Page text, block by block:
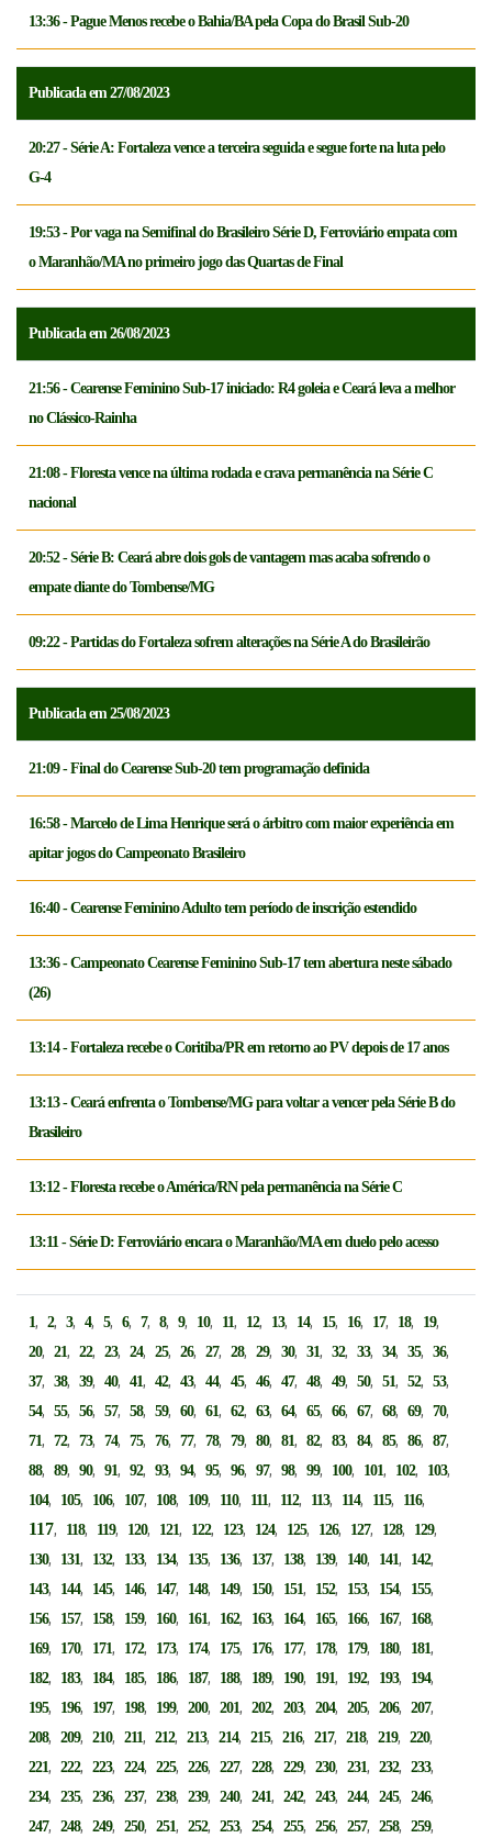
13:36 - Pague Menos recebe o Bahia/BA pela Copa do Brasil Sub-20
Publicada em 27/08/2023
20:27 - Série A: Fortaleza vence a terceira seguida e segue forte na luta pelo
G-4
19:53 - Por vaga na Semifinal do Brasileiro Série D, Ferroviário empata com
o Maranhão/MA no primeiro jogo das Quartas de Final
Publicada em 26/08/2023
21:56 - Cearense Feminino Sub-17 iniciado: R4 goleia e Ceará leva a melhor
no Clássico-Rainha
21:08 - Floresta vence na última rodada e crava permanência na Série C
nacional
20:52 - Série B: Ceará abre dois gols de vantagem mas acaba sofrendo o
empate diante do Tombense/MG
09:22 - Partidas do Fortaleza sofrem alterações na Série A do Brasileirão
Publicada em 25/08/2023
21:09 - Final do Cearense Sub-20 tem programação definida
16:58 - Marcelo de Lima Henrique será o árbitro com maior experiência em
apitar jogos do Campeonato Brasileiro
16:40 - Cearense Feminino Adulto tem período de inscrição estendido
13:36 - Campeonato Cearense Feminino Sub-17 tem abertura neste sábado
(26)
13:14 - Fortaleza recebe o Coritiba/PR em retorno ao PV depois de 17 anos
13:13 - Ceará enfrenta o Tombense/MG para voltar a vencer pela Série B do
Brasileiro
13:12 - Floresta recebe o América/RN pela permanência na Série C
13:11 - Série D: Ferroviário encara o Maranhão/MA em duelo pelo acesso
1,2,3,4,5,6,7,8,9, 10, 11, 12, 13, 14, 15, 16, 17, 18, 19,
20,21,22,23,24,25,26,27,28,29,30,31,32,33,34,35,36,
37,38,39,40,41,42,43,44,45,46,47,48,49,50,51,52,53,
54,55,56,57,58,59,60,61,62,63,64,65,66,67,68,69,70,
71,72,73,74,75,76,77,78,79,80,81,82,83,84,85,86,87,
88,89,90,91,92,93,94,95,96,97,98,99, 100, 101, 102, 103,
104, 105, 106, 107, 108, 109, 110, 111, 112, 113, 114, 115, 116,
117, 118, 119, 120, 121, 122, 123, 124, 125, 126, 127, 128, 129,
130, 131, 132, 133, 134, 135, 136, 137, 138, 139, 140, 141, 142,
143, 144, 145, 146, 147, 148, 149, 150, 151, 152, 153, 154, 155,
156, 157, 158, 159, 160, 161, 162, 163, 164, 165, 166, 167, 168,
169, 170, 171, 172, 173, 174, 175, 176, 177, 178, 179, 180, 181,
182, 183, 184, 185, 186, 187, 188, 189, 190, 191, 192, 193, 194,
195, 196, 197, 198, 199,200,201,202,203,204,205,206,207,
208,209,210,211,212,213,214,215,216,217,218,219,220,
221,222,223,224,225,226,227,228,229,230,231,232,233,
234,235,236,237,238,239,240,241,242,243,244,245,246,
247,248,249,250,251,252,253,254,255,256,257,258,259,